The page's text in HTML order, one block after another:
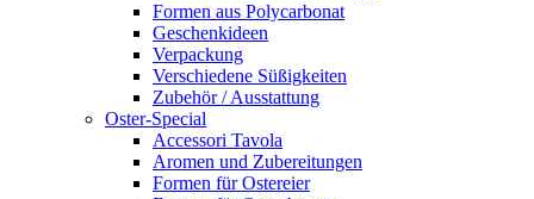
Formen aus Polycarbonat
Geschenkideen
Verpackung
Verschiedene Süßigkeiten
Zubehör / Ausstattung
Oster-Special
Accessori Tavola
Aromen und Zubereitungen
Formen für Ostereier